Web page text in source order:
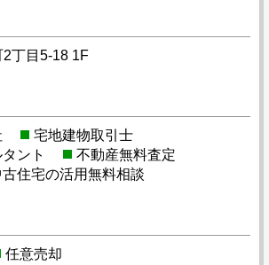
2丁目5-18 1F
宅地建物取引士
ント
不動産無料査定
住宅の活用無料相談
任意売却